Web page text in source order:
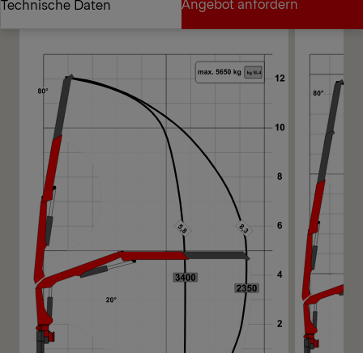
Technische Daten
Technische Daten Angebot anfordern